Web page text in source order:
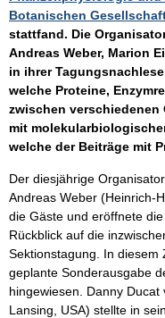
Botanischen
stattfand. Die
Andreas Weber, Marion
in ihrer
welche Proteine,
zwischen verschiedenen
mit
welche der Beiträge mit
Der diesjährige
Andreas Weber (Heinrich-
die Gäste und eröffnete
Rückblick auf die
Sektionstagung. In
geplante Sonderausgabe
hingewiesen. Danny
Lansing, USA) stellte in